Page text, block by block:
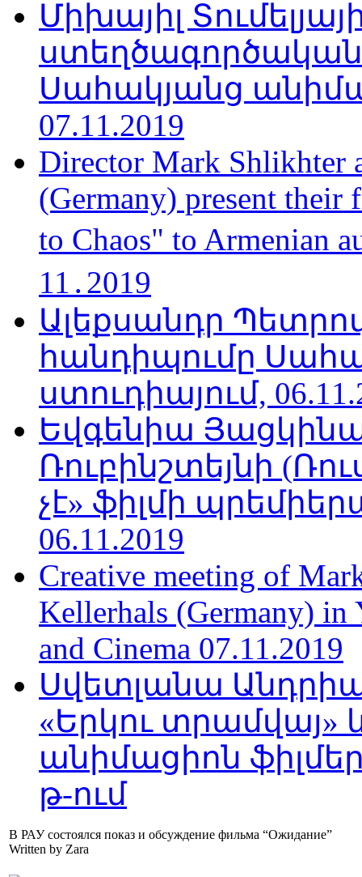
Միխայիլ
Սահակյանց
07.11.2019
Director Mark Shlikhter
(Germany) present
to Chaos" to Armenian
11․2019
Ալեքսանդր
հանդիպումը
ստուդիայում,
Եվգենիա
Ռուբինշտեյնի
չէ» ֆիլմի
06.11.2019
Creative meeting of
Kellerhals (Germany) in
and Cinema 07.11.2019
Սվետլանա
«Երկու տրամվայ»
անիմացիոն
թ-ում
В РАУ состоялся показ и обсуждение фильма “Ожидание”
Written by Zara